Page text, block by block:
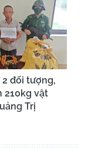
2 đối tượng,
210kg vật
Trị